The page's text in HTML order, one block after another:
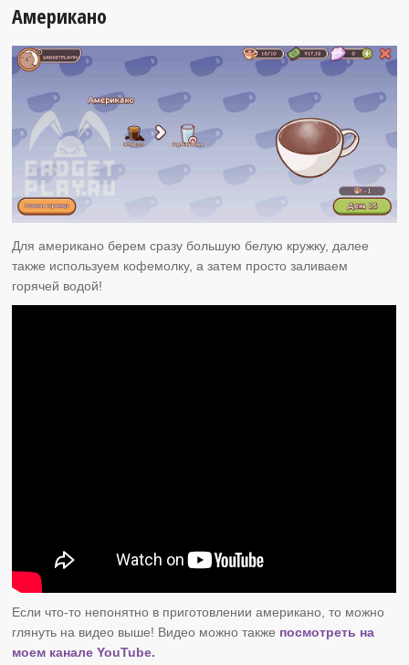
Американо
Для американо берем сразу большую белую кружку, далее
также используем кофемолку, а затем просто заливаем
горячей водой!
Если что-то непонятно в приготовлении американо, то можно
глянуть на видео выше! Видео можно также посмотреть на
моем канале YouTube.